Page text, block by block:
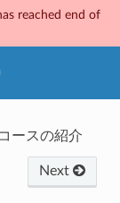
reached end of
コースの紹介
Next